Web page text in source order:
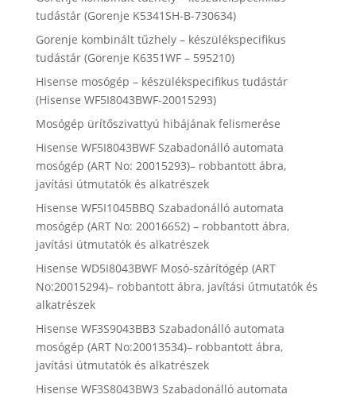
tudástár (Gorenje K5341SH-B-730634)
Gorenje kombinált tűzhely – készülékspecifikus
tudástár (Gorenje K6351WF – 595210)
Hisense mosógép – készülékspecifikus tudástár
(Hisense WF5I8043BWF-20015293)
Mosógép ürítőszivattyú hibájának felismerése
Hisense WF5I8043BWF Szabadonálló automata
mosógép (ART No: 20015293)– robbantott ábra,
javítási útmutatók és alkatrészek
Hisense WF5I1045BBQ Szabadonálló automata
mosógép (ART No: 20016652) – robbantott ábra,
javítási útmutatók és alkatrészek
Hisense WD5I8043BWF Mosó-szárítógép (ART
No:20015294)– robbantott ábra, javítási útmutatók és
alkatrészek
Hisense WF3S9043BB3 Szabadonálló automata
mosógép (ART No:20013534)– robbantott ábra,
javítási útmutatók és alkatrészek
Hisense WF3S8043BW3 Szabadonálló automata